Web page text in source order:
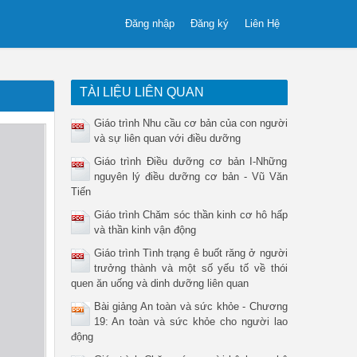
Liên Hệ
Đăng ký
Đăng nhập
TÀI LIỆU LIÊN QUAN
Giáo trình Nhu cầu cơ bản của con người
và sự liên quan với điều dưỡng
Giáo trình Điều dưỡng cơ bản I-Những
nguyên lý điều dưỡng cơ bản - Vũ Văn
Tiến
Giáo trình Chăm sóc thần kinh cơ hô hấp
và thần kinh vận động
Giáo trình Tình trạng ê buốt răng ở người
trưởng thành và một số yếu tố về thói
quen ăn uống và dinh dưỡng liên quan
Bài giảng An toàn và sức khỏe - Chương
19: An toàn và sức khỏe cho người lao
động